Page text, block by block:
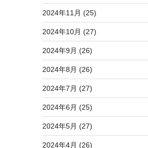
2024年11月 (25)
2024年10月 (27)
2024年9月 (26)
2024年8月 (26)
2024年7月 (27)
2024年6月 (25)
2024年5月 (27)
2024年4月 (26)